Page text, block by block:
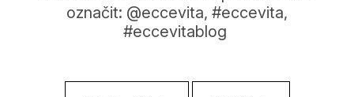
označit: @eccevita, #eccevita,
#eccevitablog